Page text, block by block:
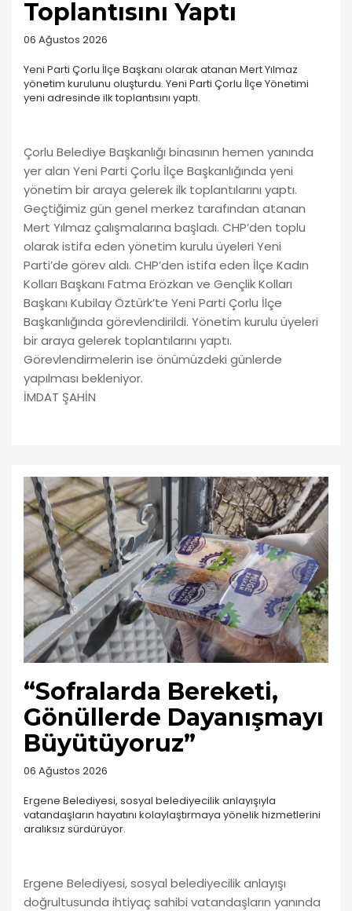
Toplantısını Yaptı
06 Ağustos 2026
Yeni Parti Çorlu İlçe Başkanı olarak atanan Mert Yılmaz
yönetim kurulunu oluşturdu. Yeni Parti Çorlu İlçe Yönetimi
yeni adresinde ilk toplantısını yaptı.
Çorlu Belediye Başkanlığı binasının hemen yanında
yer alan Yeni Parti Çorlu İlçe Başkanlığında yeni
yönetim bir araya gelerek ilk toplantılarını yaptı.
Geçtiğimiz gün genel merkez tarafından atanan
Mert Yılmaz çalışmalarına başladı. CHP’den toplu
olarak istifa eden yönetim kurulu üyeleri Yeni
Parti’de görev aldı. CHP’den istifa eden İlçe Kadın
Kolları Başkanı Fatma Erözkan ve Gençlik Kolları
Başkanı Kubilay Öztürk’te Yeni Parti Çorlu İlçe
Başkanlığında görevlendirildi. Yönetim kurulu üyeleri
bir araya gelerek toplantılarını yaptı.
Görevlendirmelerin ise önümüzdeki günlerde
yapılması bekleniyor.
İMDAT ŞAHİN
“Sofralarda Bereketi,
Gönüllerde Dayanışmayı
Büyütüyoruz”
06 Ağustos 2026
Ergene Belediyesi, sosyal belediyecilik anlayışıyla
vatandaşların hayatını kolaylaştırmaya yönelik hizmetlerini
aralıksız sürdürüyor.
Ergene Belediyesi, sosyal belediyecilik anlayışı
doğrultusunda ihtiyaç sahibi vatandaşların yanında